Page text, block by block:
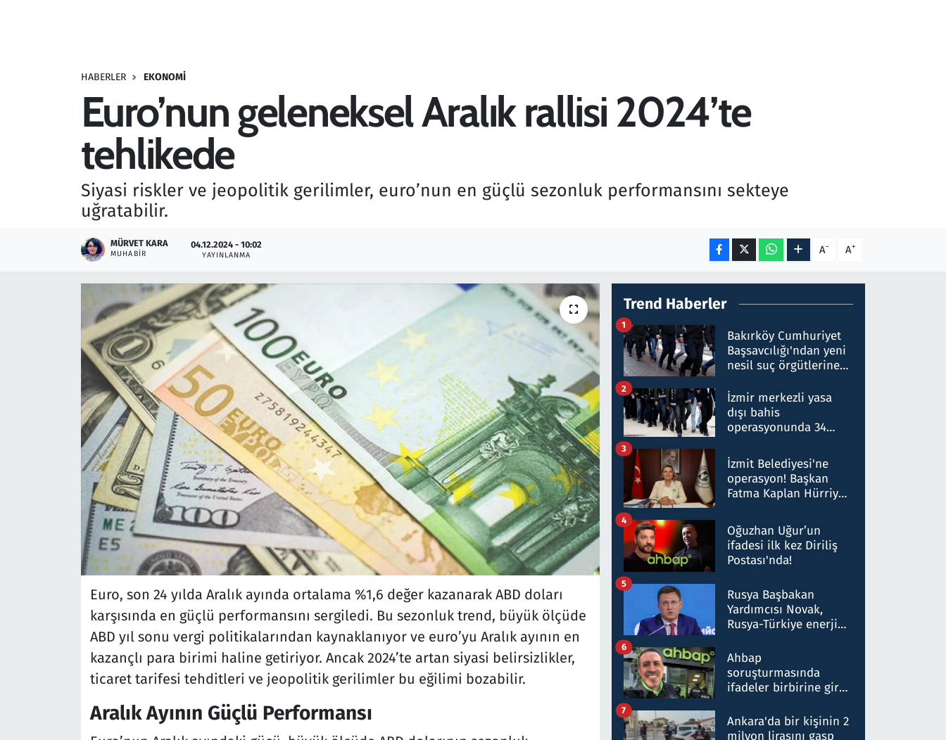
HABERLER EKONOMI
Euro’nun geleneksel Aralık rallisi 2024’te
tehlikede
Siyasi riskler ve jeopolitik gerilimler, euro’nun en güçlü sezonluk performansını sekteye
uğratabilir.
MÜRVET KARA
MUHABIR
04.12.2024 - 10:02
YAYINLANMA A- A+
Euro, son 24 yılda Aralık ayında ortalama %1,6 değer kazanarak ABD doları
karşısında en güçlü performansını sergiledi. Bu sezonluk trend, büyük ölçüde
ABD yıl sonu vergi politikalarından kaynaklanıyor ve euro’yu Aralık ayının en
kazançlı para birimi haline getiriyor. Ancak 2024’te artan siyasi belirsizlikler,
ticaret tarifesi tehditleri ve jeopolitik gerilimler bu eğilimi bozabilir.
Aralık Ayının Güçlü Performansı
Trend Haberler
Bakırköy Cumhuriyet
Başsavcılığı'ndan yeni
nesil suç örgütlerine
hakkında gözaltı kararı
1
İzmir merkezli yasa
dışı bahis
operasyonunda 34
Milyar liralık para
trafiği tespit edildi
2
İzmit Belediyesi'ne
operasyon! Başkan
Fatma Kaplan Hürriyet
3
Oğuzhan Uğur’un
ifadesi ilk kez Diriliş
Postası'nda!
4
Rusya Başbakan
Yardımcısı Novak,
Rusya-Türkiye enerji
nitelikte olduğunu
belirtti
5
Ahbap
soruşturmasında
ifadeler birbirine girdi:
ifadelerinden ortaya
çıkan tablo şok etti
6
Ankara'da bir kişinin 2
milyon lirasını gasp
7
Savunma Sanayi
Teknoloji ve Bilim
Televizyon